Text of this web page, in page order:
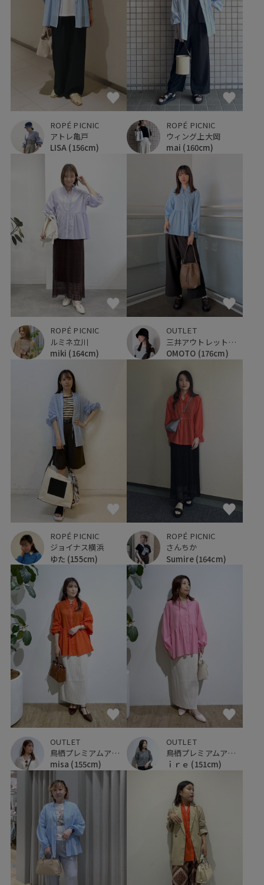
ROPÉ PICNIC
アトレ亀戸
LISA (156cm)
ROPÉ PICNIC
ウィング上大岡
mai (160cm)
ROPÉ PICNIC
ルミネ立川
miki (164cm)
OUTLET
三井アウトレットパーク 入間
OMOTO (176cm)
ROPÉ PICNIC
ジョイナス横浜
ゆた (155cm)
ROPÉ PICNIC
さんちか
Sumire (164cm)
OUTLET
鳥栖プレミアムアウトレット
misa (155cm)
OUTLET
鳥栖プレミアムアウトレット
ｉｒｅ (151cm)